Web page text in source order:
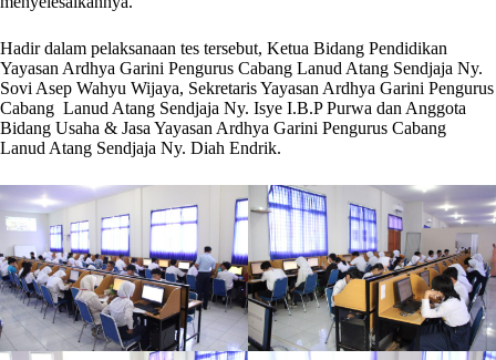
Hadir dalam pelaksanaan tes tersebut, Ketua Bidang Pendidikan
Yayasan Ardhya Garini Pengurus Cabang Lanud Atang Sendjaja Ny.
Sovi Asep Wahyu Wijaya, Sekretaris Yayasan Ardhya Garini Pengurus
Cabang Lanud Atang Sendjaja Ny. Isye I.B.P Purwa dan Anggota
Bidang Usaha & Jasa Yayasan Ardhya Garini Pengurus Cabang
Lanud Atang Sendjaja Ny. Diah Endrik.